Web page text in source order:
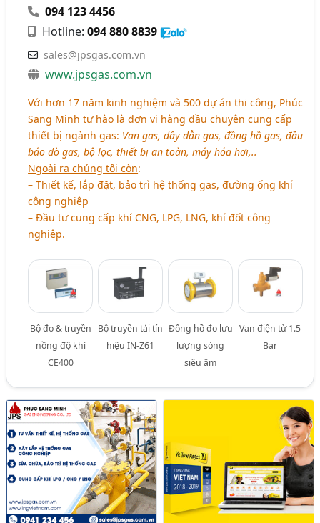
094 123 4456
Hotline:094 880 8839
sales@jpsgas.com.vn
www.jpsgas.com.vn
Với hơn 17 năm kinh nghiệm và 500 dự án thi công, Phúc
Sang Minh tự hào là đơn vị hàng đầu chuyên cung cấp
thiết bị ngành gas: Van gas, dây dẫn gas, đồng hồ gas, đầu
báo dò gas, bộ lọc, thiết bị an toàn, máy hóa hơi,..
Ngoài ra chúng tôi còn:
– Thiết kế, lắp đặt, bảo trì hệ thống gas, đường ống khí
công nghiệp
– Đầu tư cung cấp khí CNG, LPG, LNG, khí đốt công
nghiệp.
Bộ đo & truyền
nồng độ khí
CE400
Bộ truyền tải tín
hiệu IN-Z61
Đồng hồ đo lưu
lượng sóng
siêu âm
Van điện từ 1.5
Bar